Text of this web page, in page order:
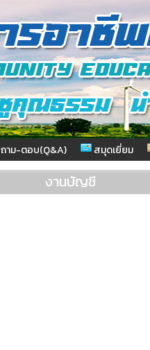
ถาม-ตอบ(Q&A) สมุดเยี่ยม
งานบัญชี